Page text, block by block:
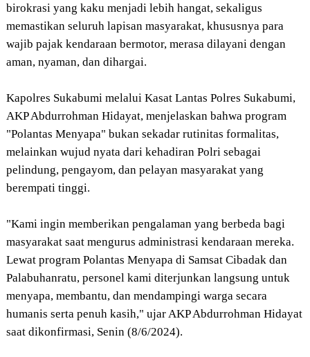
birokrasi yang kaku menjadi lebih hangat, sekaligus
memastikan seluruh lapisan masyarakat, khususnya para
wajib pajak kendaraan bermotor, merasa dilayani dengan
aman, nyaman, dan dihargai.
Kapolres Sukabumi melalui Kasat Lantas Polres Sukabumi,
AKP Abdurrohman Hidayat, menjelaskan bahwa program
"Polantas Menyapa" bukan sekadar rutinitas formalitas,
melainkan wujud nyata dari kehadiran Polri sebagai
pelindung, pengayom, dan pelayan masyarakat yang
berempati tinggi.
"Kami ingin memberikan pengalaman yang berbeda bagi
masyarakat saat mengurus administrasi kendaraan mereka.
Lewat program Polantas Menyapa di Samsat Cibadak dan
Palabuhanratu, personel kami diterjunkan langsung untuk
menyapa, membantu, dan mendampingi warga secara
humanis serta penuh kasih," ujar AKP Abdurrohman Hidayat
saat dikonfirmasi, Senin (8/6/2024).